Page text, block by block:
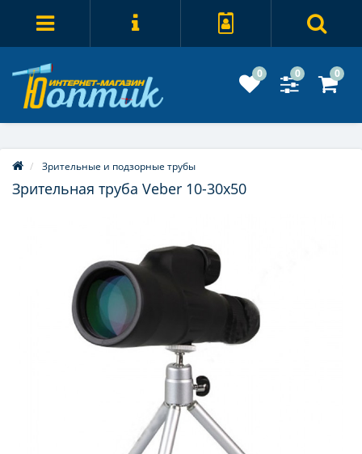
0 0 0
Зрительные и подзорные трубы
Зрительная труба Veber 10-30x50